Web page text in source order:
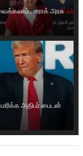
ஈராக் அரசு
அதிபர் பைடன்